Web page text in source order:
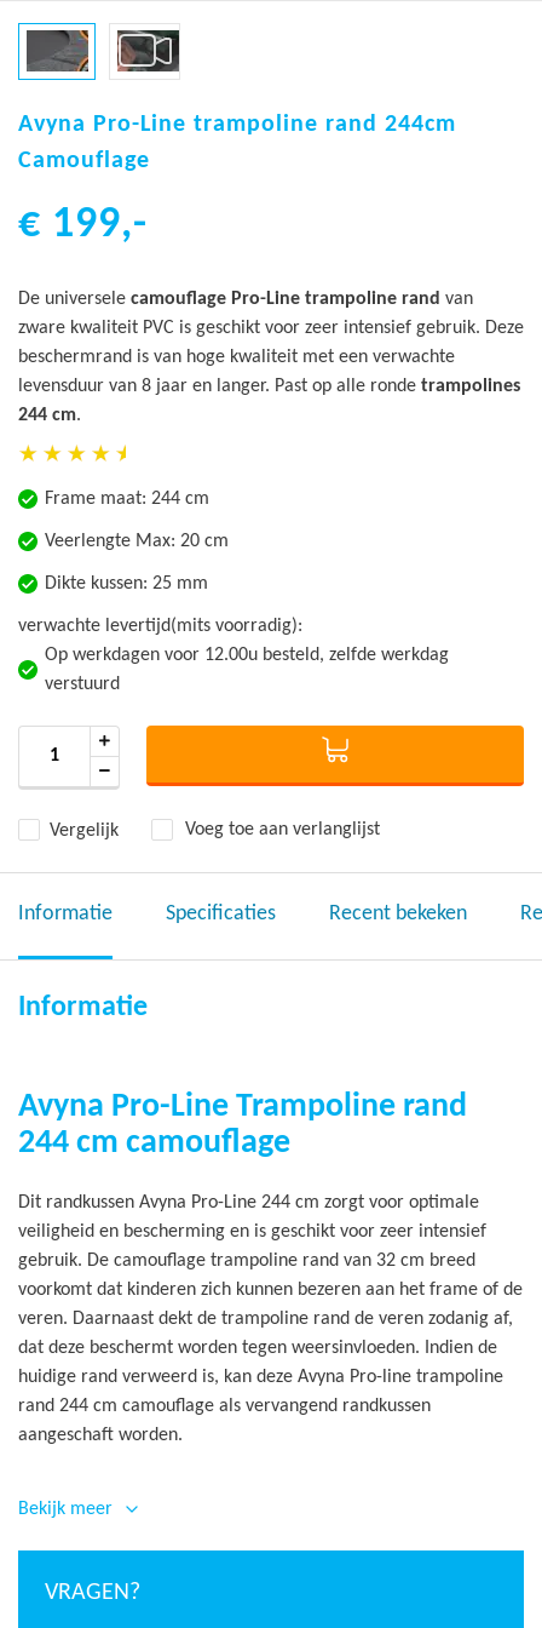
naar
het
van
gallerij
Avyna Pro-Line trampoline rand 244cm
Camouflage
€ 199,-
De universele camouflage Pro-Line trampoline rand van
zware kwaliteit PVC is geschikt voor zeer intensief gebruik. Deze
beschermrand is van hoge kwaliteit met een verwachte
levensduur van 8 jaar en langer. Past op alle ronde trampolines
244 cm.
Frame maat: 244 cm
Veerlengte Max: 20 cm
Dikte kussen: 25 mm
verwachte levertijd(mits voorradig):
Op werkdagen voor 12.00u besteld, zelfde werkdag
verstuurd
Vergelijk Voeg toe aan verlanglijst
Informatie Specificaties Recent bekeken
Informatie
Avyna Pro-Line Trampoline rand
244 cm camouflage
Dit randkussen Avyna Pro-Line 244 cm zorgt voor optimale
veiligheid en bescherming en is geschikt voor zeer intensief
gebruik. De camouflage trampoline rand van 32 cm breed
voorkomt dat kinderen zich kunnen bezeren aan het frame of de
veren. Daarnaast dekt de trampoline rand de veren zodanig af,
dat deze beschermt worden tegen weersinvloeden. Indien de
huidige rand verweerd is, kan deze Avyna Pro-line trampoline
rand 244 cm camouflage als vervangend randkussen
aangeschaft worden.
polyester met vinylcoating (PVC) van maar liefst 0,6 mm dik.
bevestiging ervan extra sterk. Sterk punt van dit randkussen is
Bekijk meer
VRAGEN?